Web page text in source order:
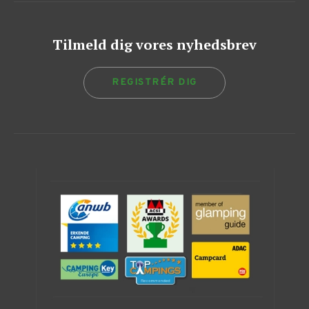
Tilmeld dig vores nyhedsbrev
REGISTRÉR DIG